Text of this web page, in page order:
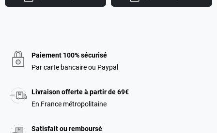
Paiement 100% sécurisé
Par carte bancaire ou Paypal
Livraison offerte à partir de 69€
En France métropolitaine
Satisfait ou remboursé